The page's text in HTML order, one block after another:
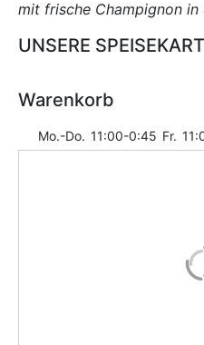
mit frische Champignon in
UNSERE
Warenkorb
Mo.-Do. 11:00-0:45 Fr.